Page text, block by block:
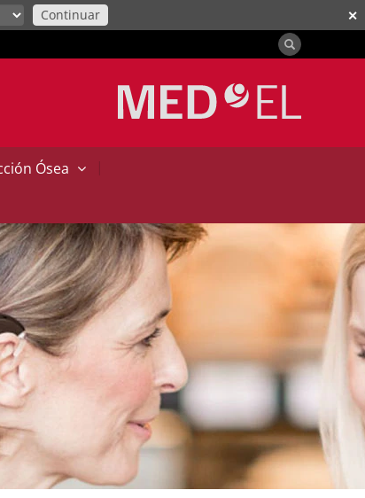
✕
Continuar
Ósea
|